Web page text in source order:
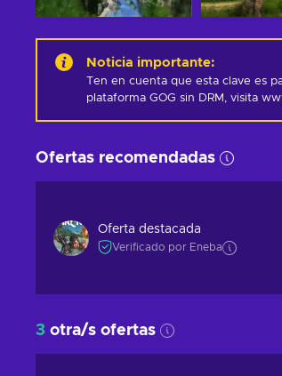
Noticia importante:
Ten en cuenta que esta clave es
plataforma GOG sin DRM, visita
Ofertas recomendadas
Oferta destacada
Verificado por Eneba
3 otra/s ofertas